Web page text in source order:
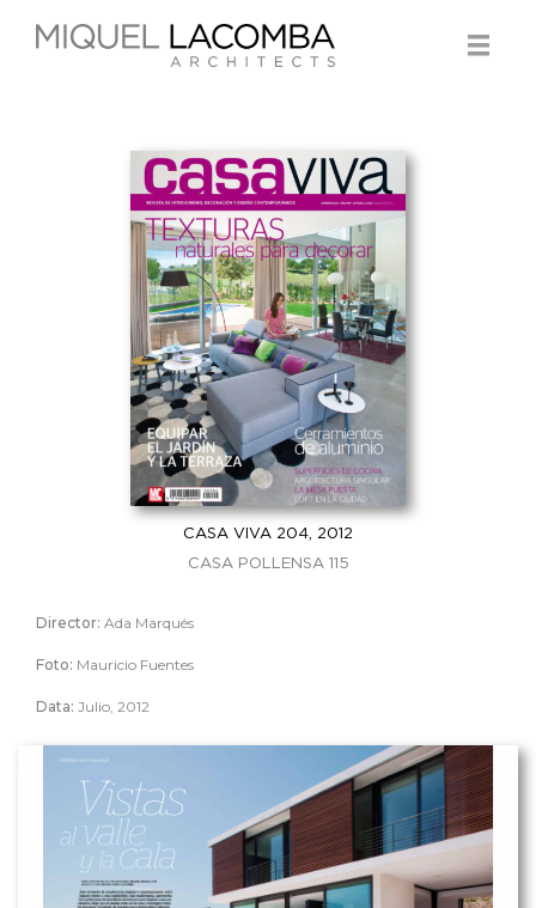
CASA VIVA 204, 2012
CASA POLLENSA 115
Director: Ada Marqués
Foto: Mauricio Fuentes
Data: Julio, 2012